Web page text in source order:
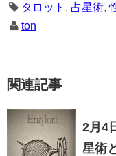
タロット , 占星術,
ton
関連記事
2月4
星術